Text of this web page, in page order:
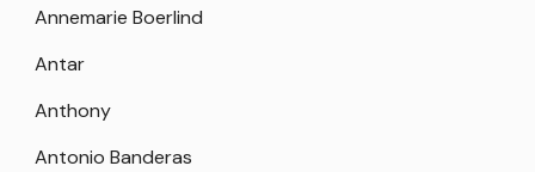
Annemarie Boerlind
Antar
Anthony
Antonio Banderas